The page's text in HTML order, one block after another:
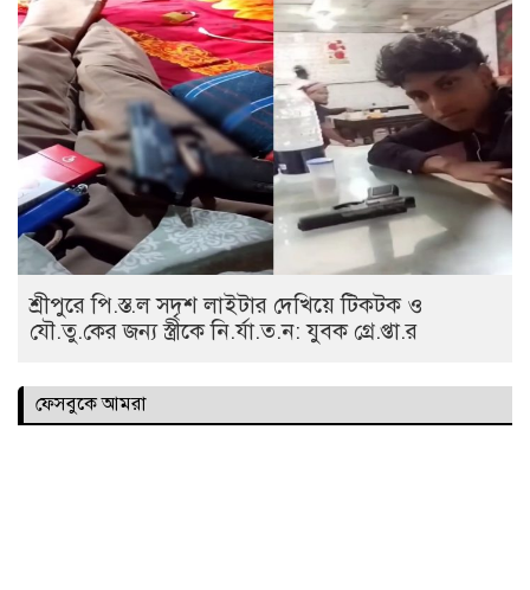
শ্রীপুরে পি.স্ত.ল সদৃশ লাইটার দেখিয়ে টিকটক ও
যৌ.তু.কের জন্য স্ত্রীকে নি.র্যা.ত.ন: যুবক গ্রে.প্তা.র
ফেসবুকে আমরা